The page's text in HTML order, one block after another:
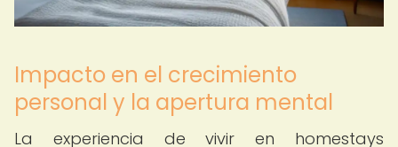
Impacto en el crecimiento
personal y la apertura mental
La experiencia de vivir en homestays